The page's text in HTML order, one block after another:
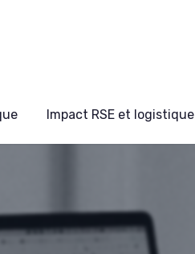
Impact RSE et logistique